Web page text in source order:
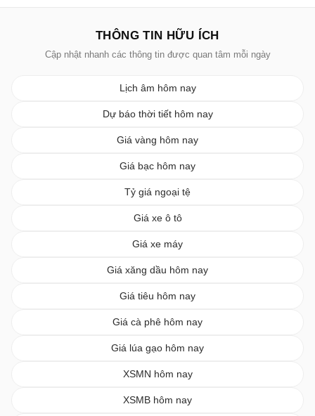
THÔNG TIN HỮU ÍCH
Cập nhật nhanh các thông tin được quan tâm mỗi ngày
Lịch âm hôm nay
Dự báo thời tiết hôm nay
Giá vàng hôm nay
Giá bạc hôm nay
Tỷ giá ngoại tệ
Giá xe ô tô
Giá xe máy
Giá xăng dầu hôm nay
Giá tiêu hôm nay
Giá cà phê hôm nay
Giá lúa gạo hôm nay
XSMN hôm nay
XSMB hôm nay